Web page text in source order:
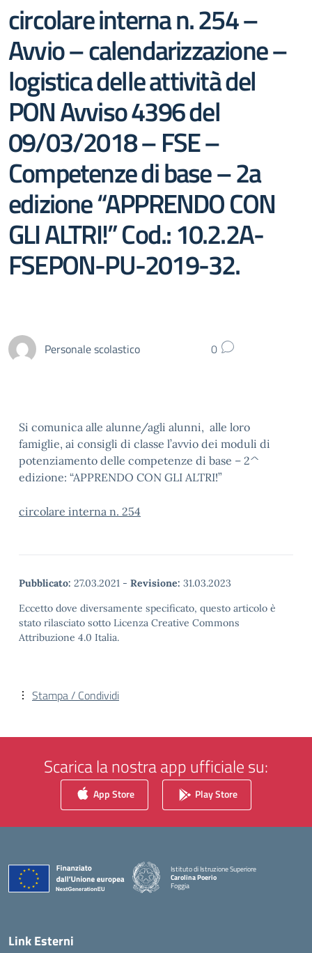
circolare interna n. 254 –
Avvio – calendarizzazione –
logistica delle attività del
PON Avviso 4396 del
09/03/2018 – FSE –
Competenze di base – 2a
edizione “APPRENDO CON
GLI ALTRI!” Cod.: 10.2.2A-
FSEPON-PU-2019-32.
Personale scolastico 0
Si comunica alle alunne/agli alunni, alle loro
famiglie, ai consigli di classe l’avvio dei moduli di
potenziamento delle competenze di base – 2^
edizione: “APPRENDO CON GLI ALTRI!”
circolare interna n. 254
Pubblicato: 27.03.2021 - Revisione: 31.03.2023
Eccetto dove diversamente specificato, questo articolo è
stato rilasciato sotto Licenza Creative Commons
Attribuzione 4.0 Italia.
Stampa / Condividi
Scarica la nostra app ufficiale su:
App Store Play Store
Istituto di Istruzione Superiore
Carolina Poerio
Foggia
— Visita la pagina iniziale della scuola
Link Esterni